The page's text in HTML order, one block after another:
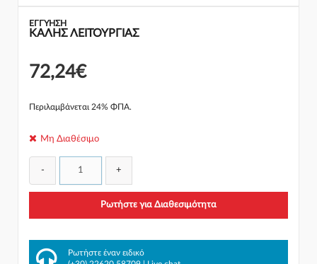
ΕΓΓΎΗΣΗ
ΚΑΛΗΣ ΛΕΙΤΟΥΡΓΙΑΣ
72,24€
Περιλαμβάνεται 24% ΦΠΑ.
Μη Διαθέσιμο
- +
Ρωτήστε για Διαθεσιμότητα
Ρωτήστε έναν ειδικό